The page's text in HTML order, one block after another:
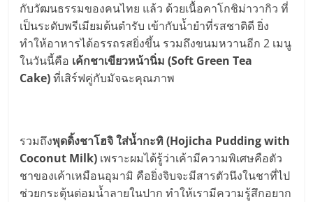
กับวัฒนธรรมของคนไทย แล้ว ด้วยเนื้อคาโกชิม่าวากิว ที่
เป็นระดับพรีเมียมต้นตำรับ เข้ากับน้ำยำที่รสชาติดี ยิ่ง
ทำให้อาหารได้อรรถรสยิ่งขึ้น รวมถึงขนมหวานอีก 2 เมนู
ในวันนี้คือ เค้กชาเขียวหน้านิ่ม (Soft Green Tea
Cake)ที่เสิร์ฟคู่กับมัจฉะคุณภาพ
รวมถึงพุดดิ้งชาโฮจิ ใส่น้ำกะทิ (Hojicha Pudding with
Coconut Milk) เพราะผมได้รู้ว่าเค้ามีความพิเศษคือตัว
ชาของเค้าเหมือนอุมามิ คือยิ่งจิบจะมีสารตัวนึงในชาที่ไป
ช่วยกระตุ้นต่อมน้ำลายในปาก ทำให้เรามีความรู้สึกอยาก